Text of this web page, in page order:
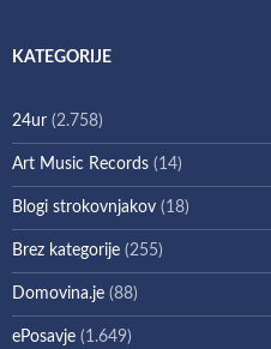
KATEGORIJE
24ur (2.758)
Art Music Records (14)
Blogi strokovnjakov (18)
Brez kategorije (255)
Domovina.je (88)
ePosavje (1.649)